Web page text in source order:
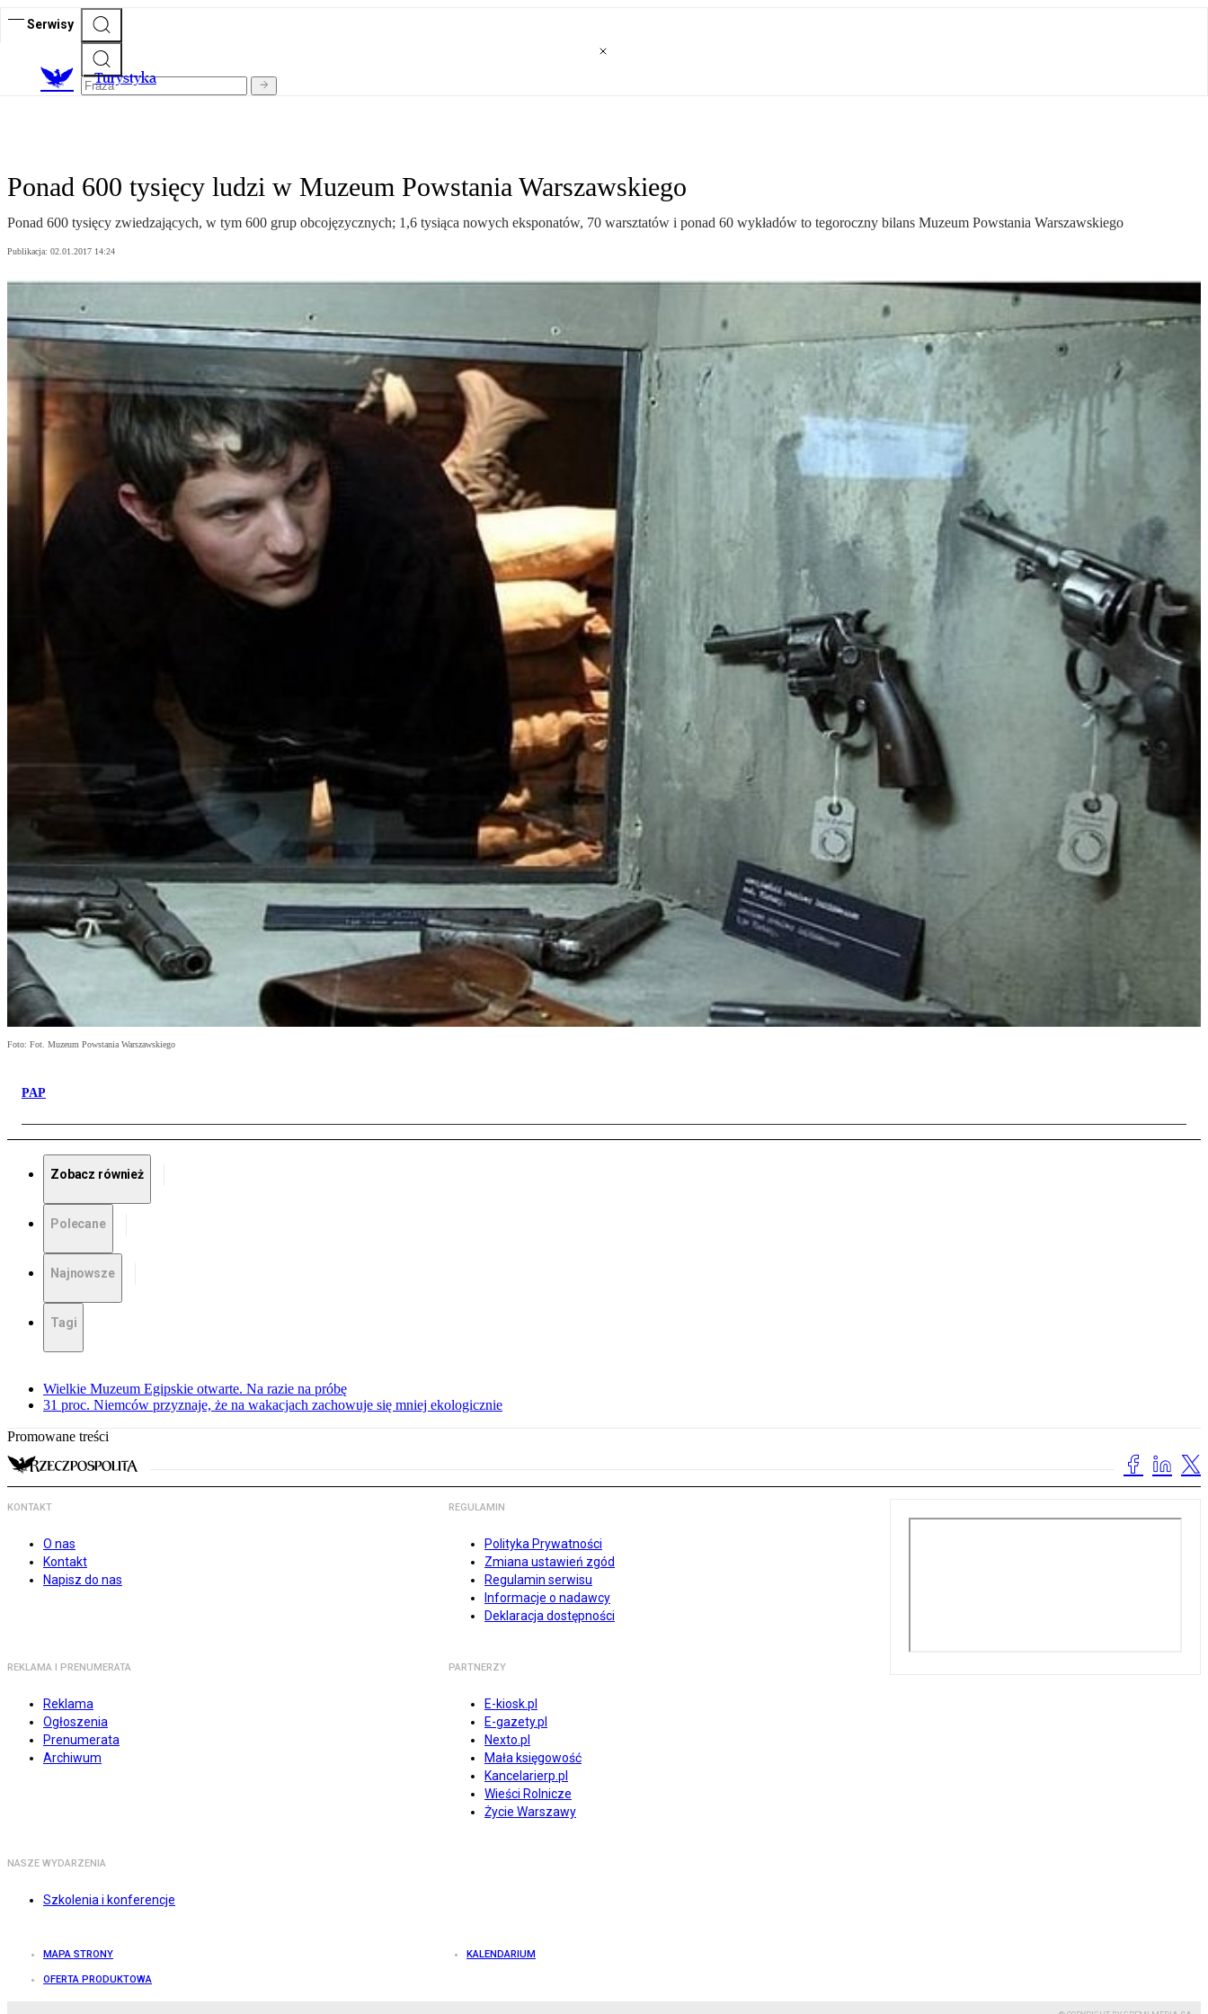
Serwisy
Turystyka
Ponad 600 tysięcy ludzi w Muzeum Powstania Warszawskiego
Ponad 600 tysięcy zwiedzających, w tym 600 grup obcojęzycznych; 1,6 tysiąca nowych eksponatów, 70 warsztatów i ponad 60 wykładów to tegoroczny bilans Muzeum Powstania Warszawskiego
Publikacja: 02.01.2017 14:24
Foto: Fot. Muzeum Powstania Warszawskiego
PAP
Zobacz również
Polecane
Najnowsze
Tagi
Wielkie Muzeum Egipskie otwarte. Na razie na próbę
31 proc. Niemców przyznaje, że na wakacjach zachowuje się mniej ekologicznie
Promowane treści
KONTAKT
O nas
Kontakt
Napisz do nas
REGULAMIN
Polityka Prywatności
Zmiana ustawień zgód
Regulamin serwisu
Informacje o nadawcy
Deklaracja dostępności
REKLAMA I PRENUMERATA
Reklama
Ogłoszenia
Prenumerata
Archiwum
PARTNERZY
E-kiosk.pl
E-gazety.pl
Nexto.pl
Mała księgowość
Kancelarierp.pl
Wieści Rolnicze
Życie Warszawy
NASZE WYDARZENIA
Szkolenia i konferencje
MAPA STRONY KALENDARIUM
OFERTA PRODUKTOWA